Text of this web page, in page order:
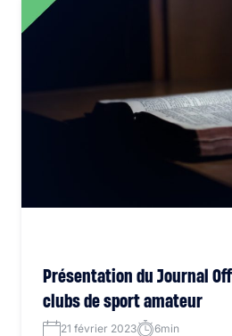
Présentation du Journal
clubs de sport amateur
21 février 2023 6min